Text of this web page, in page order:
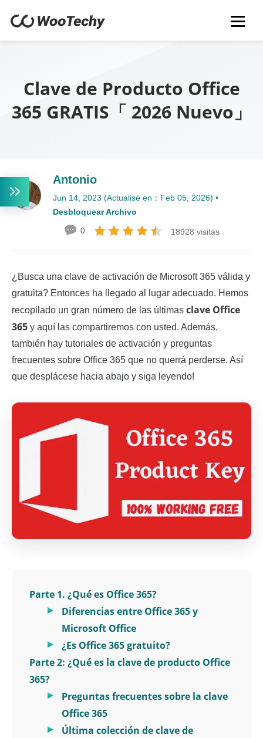
Clave de Producto Office
365 GRATIS「 2026 Nuevo」
Antonio
Jun 14, 2023 (Actualisé en：Feb 05, 2026) •
Desbloquear Archivo
18928 visitas
0
¿Busca una clave de activación de Microsoft 365 válida y
gratuita? Entonces ha llegado al lugar adecuado. Hemos
recopilado un gran número de las últimas clave Office
365 y aquí las compartiremos con usted. Además,
también hay tutoriales de activación y preguntas
frecuentes sobre Office 365 que no querrá perderse. Así
que desplácese hacia abajo y siga leyendo!
Parte 1. ¿Qué es Office 365?
Diferencias entre Office 365 y
Microsoft Office
¿Es Office 365 gratuito?
Parte 2: ¿Qué es la clave de producto Office
365?
Preguntas frecuentes sobre la clave
Office 365
Última colección de clave de